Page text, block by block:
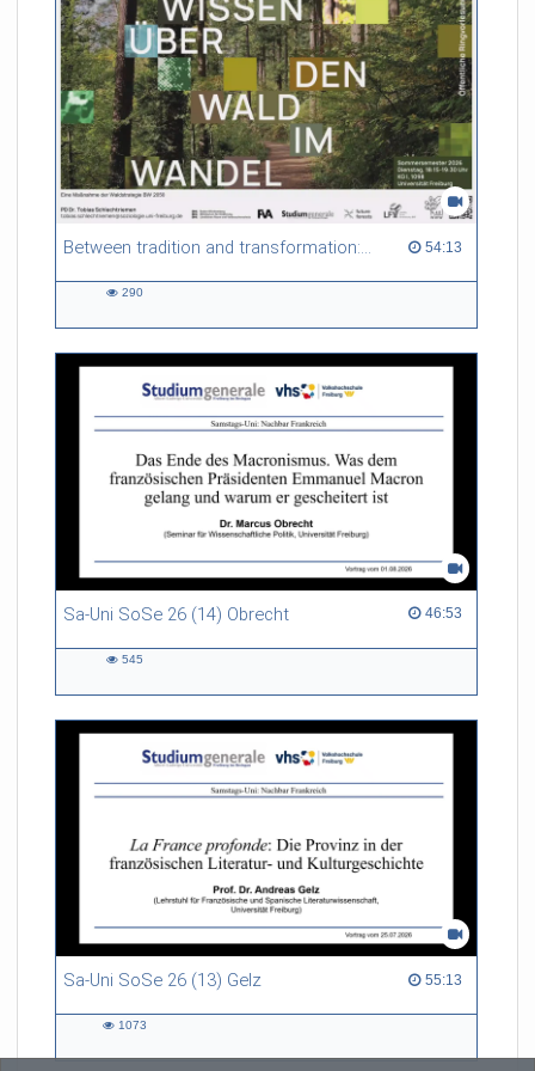
Trialog und motivieren ihre Lesende, aktiv in die Unterhaltung
einzusteigen.
Referent/in:
Jouanna Hassoun,Shai
Hoffmann
Between tradition and transformation: how owners, advisers and institutions co-create knowledge for resilient forests in Europe 54:13
54:13 duration
290
Sa-Uni SoSe 26 (14) Obrecht 46:53
46:53 duration
545
Sa-Uni SoSe 26 (13) Gelz 55:13
55:13 duration
1073